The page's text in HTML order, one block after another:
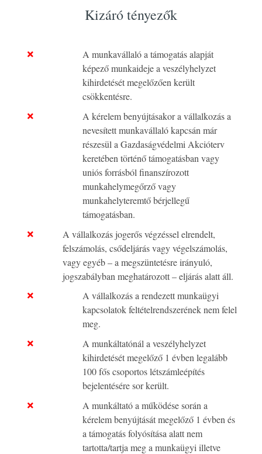
Kizáró tényezők
A munkavállaló a támogatás alapját
képező munkaideje a veszélyhelyzet
kihirdetését megelőzően került
csökkentésre.
A kérelem benyújtásakor a vállalkozás a
nevesített munkavállaló kapcsán már
részesül a Gazdaságvédelmi Akcióterv
keretében történő támogatásban vagy
uniós forrásból finanszírozott
munkahelymegőrző vagy
munkahelyteremtő bérjellegű
támogatásban.
A vállalkozás jogerős végzéssel elrendelt,
felszámolás, csődeljárás vagy végelszámolás,
vagy egyéb – a megszüntetésre irányuló,
jogszabályban meghatározott – eljárás alatt áll.
A vállalkozás a rendezett munkaügyi
kapcsolatok feltételrendszerének nem felel
meg.
A munkáltatónál a veszélyhelyzet
kihirdetését megelőző 1 évben legalább
100 fős csoportos létszámleépítés
bejelentésére sor került.
A munkáltató a működése során a
kérelem benyújtását megelőző 1 évben és
a támogatás folyósítása alatt nem
tartotta/tartja meg a munkaügyi illetve